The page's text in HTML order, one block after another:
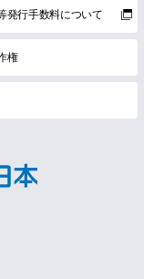
発行手数料について
権